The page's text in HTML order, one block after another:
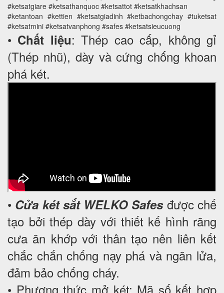
#ketsatgiare #ketsathanquoc #ketsattot #ketsatkhachsan
#ketantoan #kettien #ketsatgiadinh #ketbachongchay #tuketsat
#ketsatmini #ketsatvanphong #safes #ketsatsieucuong
• Chất liệu: Thép cao cấp, không gỉ
(Thép nhũ), dày và cứng chống khoan
phá két.
• Cửa két sắt WELKO Safesđược chế
tạo bởi thép dày với thiết kế hình răng
cưa ăn khớp với thân tạo nên liên kết
chắc chắn chống nạy phá và ngăn lửa,
đảm bảo chống cháy.
• Phương thức mở két: Mã số kết hợp